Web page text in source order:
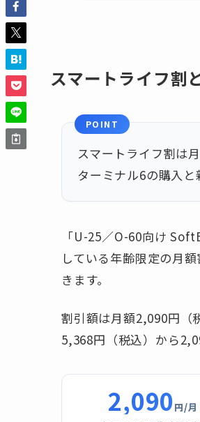
スマートライフ割
POINT
スマートライフ割は
ターミナル6の購入と
「U-25／O-60向け
している年齢限定の月
きます。
割引額は月額2,090円（
5,368円（税込）から
2,090円/月